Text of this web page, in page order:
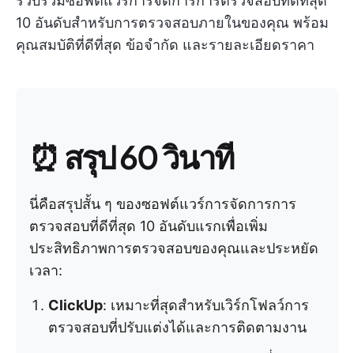
10 อันดับสำหรับการตรวจสอบภายในของคุณ พร้อม
คุณสมบัติที่ดีที่สุด ข้อจำกัด และรายละเอียดราคา
⏰ สรุป 60 วินาที
นี่คือสรุปสั้น ๆ ของซอฟต์แวร์การจัดการการ
ตรวจสอบที่ดีที่สุด 10 อันดับแรกเพื่อเพิ่ม
ประสิทธิภาพการตรวจสอบของคุณและประหยัด
เวลา:
ClickUp: เหมาะที่สุดสำหรับเวิร์กโฟลว์การ
ตรวจสอบที่ปรับแต่งได้และการติดตามงาน